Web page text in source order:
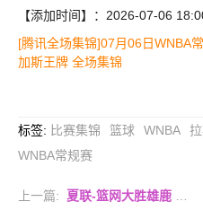
【添加时间】：2026-07-06
[腾讯全场集锦]07月06日WNBA
加斯王牌 全场集锦
标签: 比赛集锦 篮球 WNBA
WNBA常规赛
上一篇: 夏联-篮网大胜雄鹿 汉姆里奇斯15+7 波士顿14分